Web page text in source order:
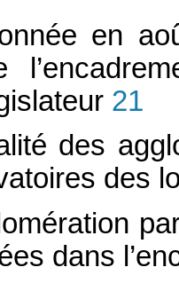
en
21
des
des
dans